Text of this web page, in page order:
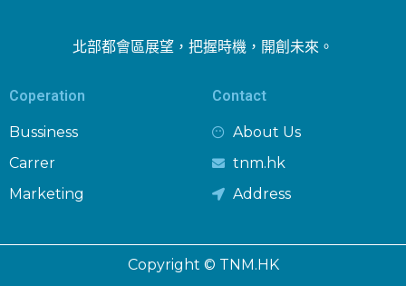
北部都會區展望，把握時機，開創未來。
Coperation
Bussiness
Carrer
Marketing
Contact
About Us
tnm.hk
Address
Copyright © TNM.HK